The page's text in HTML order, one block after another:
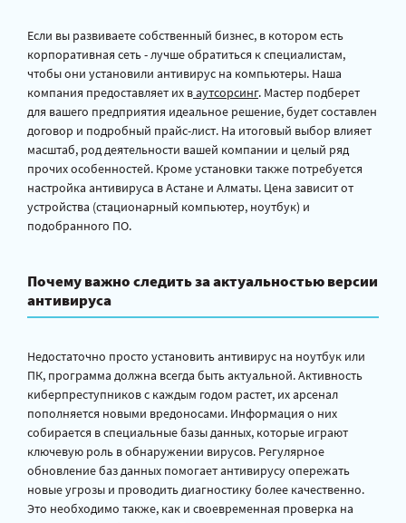
Если вы развиваете собственный бизнес, в котором есть
корпоративная сеть - лучше обратиться к специалистам,
чтобы они установили антивирус на компьютеры. Наша
компания предоставляет их ваутсорсинг. Мастер подберет
для вашего предприятия идеальное решение, будет составлен
договор и подробный прайс-лист. На итоговый выбор влияет
масштаб, род деятельности вашей компании и целый ряд
прочих особенностей. Кроме установки также потребуется
настройка антивируса в Астане и Алматы. Цена зависит от
устройства (стационарный компьютер, ноутбук) и
подобранного ПО.
Почему важно следить за актуальностью версии
антивируса
Недостаточно просто установить антивирус на ноутбук или
ПК, программа должна всегда быть актуальной. Активность
киберпреступников с каждым годом растет, их арсенал
пополняется новыми вредоносами. Информация о них
собирается в специальные базы данных, которые играют
ключевую роль в обнаружении вирусов. Регулярное
обновление баз данных помогает антивирусу опережать
новые угрозы и проводить диагностику более качественно.
Это необходимо также, как и своевременная проверка на